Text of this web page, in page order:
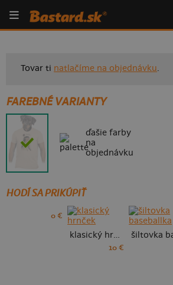
Tovar ti natlačíme na objednávku.
FAREBNÉ VARIANTY
ďašie farby
na
objednávku
HODÍ SA PRIKÚPIŤ
0 €
klasický hrnček
10 €